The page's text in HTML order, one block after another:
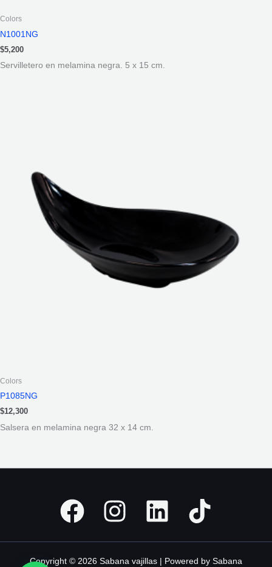
Colors
N1001NG
$5,200
Servilletero en melamina negra. 5 x 15 cm.
Colors
P1085NG
$12,300
Salsera en melamina negra 32 x 14 cm.
Copyright © 2026 Sabana vajillas | Powered by Sabana